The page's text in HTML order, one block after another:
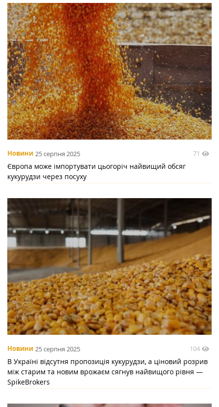
Новини 25 серпня 2025 71
Європа може імпортувати цьогоріч найвищий обсяг
кукурудзи через посуху
Новини 25 серпня 2025 104
В Україні відсутня пропозиція кукурудзи, а ціновий розрив
між старим та новим врожаєм сягнув найвищого рівня —
SpikeBrokers